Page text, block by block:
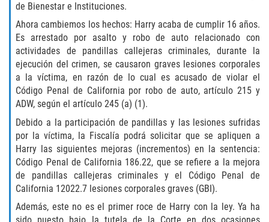
Posesión de Marihuana
Posesión De Metanfetamina
Programa de Desviación Previo al
Juicio
Transporte De Sustancias
Delitos de Fraude
Fraude al Sistema de Salud
Fraude A La Compensación A los
Trabajadores
de Bienestar e Instituciones.
Ahora cambiemos los hechos: Harry acaba de cumplir 16 años.
Es arrestado por asalto y robo de auto relacionado con
actividades de pandillas callejeras criminales, durante la
ejecución del crimen, se causaron graves lesiones corporales
a la víctima, en razón de lo cual es acusado de violar el
Código Penal de California por robo de auto, artículo 215 y
ADW, según el artículo 245 (a) (1).
Debido a la participación de pandillas y las lesiones sufridas
por la víctima, la Fiscalía podrá solicitar que se apliquen a
Harry las siguientes mejoras (incrementos) en la sentencia:
Código Penal de California 186.22, que se refiere a la mejora
de pandillas callejeras criminales y el Código Penal de
California 12022.7 lesiones corporales graves (GBI).
Además, este no es el primer roce de Harry con la ley. Ya ha
sido puesto bajo la tutela de la Corte en dos ocasiones